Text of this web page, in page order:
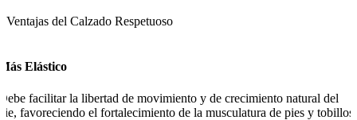
Ventajas del Calzado Respetuoso
Elástico
facilitar la libertad de movimiento y de crecimiento natural del
favoreciendo el fortalecimiento de la musculatura de pies y tobillos.